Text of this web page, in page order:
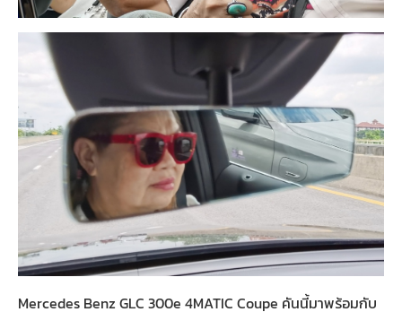
Mercedes Benz GLC 300e 4MATIC Coupe คันนี้มาพร้อมกับ